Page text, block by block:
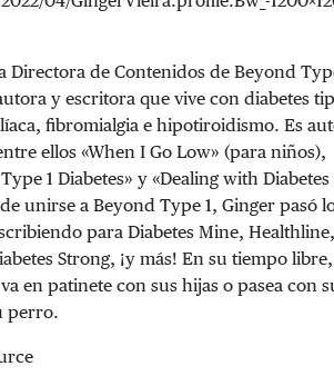
Directora de Contenidos de Beyond
y escritora que vive con diabetes
fibromialgia e hipotiroidismo. Es
ellos «When I Go Low» (para niños),
1 Diabetes» y «Dealing with Diabetes
unirse a Beyond Type 1, Ginger pasó
para Diabetes Mine, Healthline,
Strong, ¡y más! En su tiempo libre,
en patinete con sus hijas o pasea con
perro.